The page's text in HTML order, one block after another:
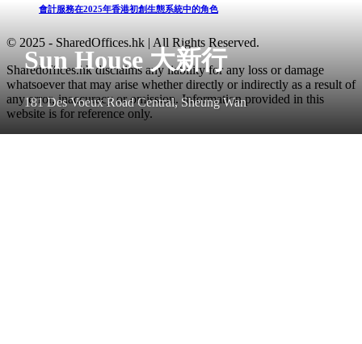
Sun House 大新行
181 Des Voeux Road Central, Sheung Wan
會計服務在2025年香港初創生態系統中的角色
© 2025 - SharedOffices.hk | All Rights Reserved.
Sharedoffices.hk disclaims any liability for any loss or damage
whatsoever that may arise whether directly or indirectly as a result of
any error, inaccuracy or omission. Information provided in this
website is for reference only.